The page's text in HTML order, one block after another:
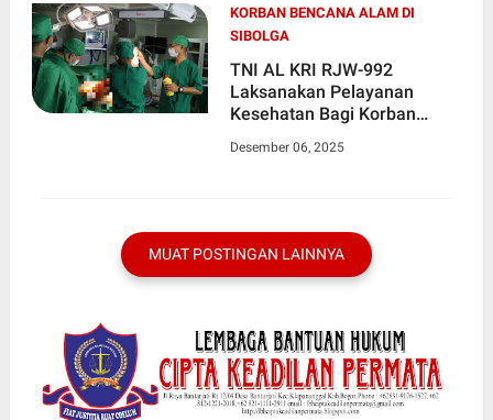
KORBAN BENCANA ALAM DI
SIBOLGA
TNI AL KRI RJW-992
Laksanakan Pelayanan
Kesehatan Bagi Korban
Desember 06, 2025
MUAT POSTINGAN LAINNYA